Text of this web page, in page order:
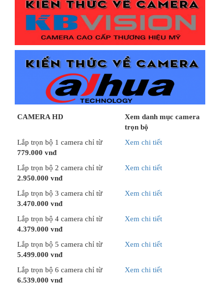
CAMERA HD
Xem danh mục camera
trọn bộ
Lắp trọn bộ 1 camera chỉ từ
779.000 vnđ
Xem chi tiết
Lắp trọn bộ 2 camera chỉ từ
2.950.000 vnđ
Xem chi tiết
Lắp trọn bộ 3 camera chỉ từ
3.470.000 vnđ
Xem chi tiết
Lắp trọn bộ 4 camera chỉ từ
4.379.000 vnđ
Xem chi tiết
Lắp trọn bộ 5 camera chỉ từ
5.499.000 vnđ
Xem chi tiết
Lắp trọn bộ 6 camera chỉ từ
6.539.000 vnđ
Xem chi tiết